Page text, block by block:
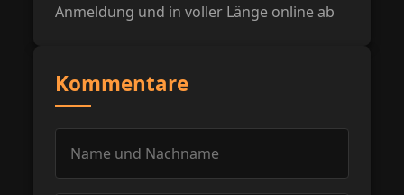
Anmeldung und in voller Länge online ab
Kommentare